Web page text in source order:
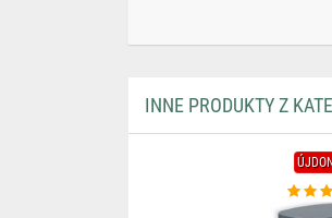
INNE PRODUKTY Z